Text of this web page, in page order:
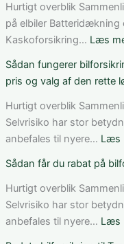
Hurtigt overblik
på elbiler Batteridækning
Kaskoforsikring… Læs
Sådan fungerer
pris og valg af den rette
Hurtigt overblik
Selvrisiko har stor
anbefales til nyere… Læs
Sådan får du rabat på
Hurtigt overblik
Selvrisiko har stor
anbefales til nyere… Læs